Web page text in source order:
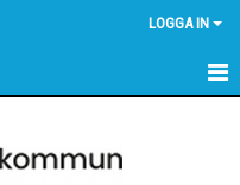
LOGGA IN